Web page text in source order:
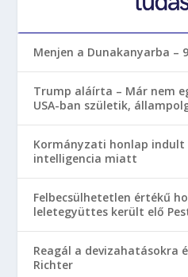
Menjen a Dunakanyarba –
Trump aláírta – Már nem
USA-ban születik,
Kormányzati honlap indult
intelligencia miatt
Felbecsülhetetlen értékű
leletegyüttes került elő
Reagál a devizahatásokra
Richter